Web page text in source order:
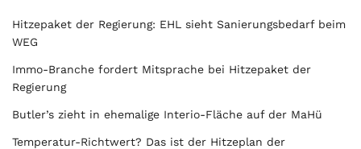
Hitzepaket der Regierung: EHL sieht Sanierungsbedarf beim
WEG
Immo-Branche fordert Mitsprache bei Hitzepaket der
Regierung
Butler’s zieht in ehemalige Interio-Fläche auf der MaHü
Temperatur-Richtwert? Das ist der Hitzeplan der